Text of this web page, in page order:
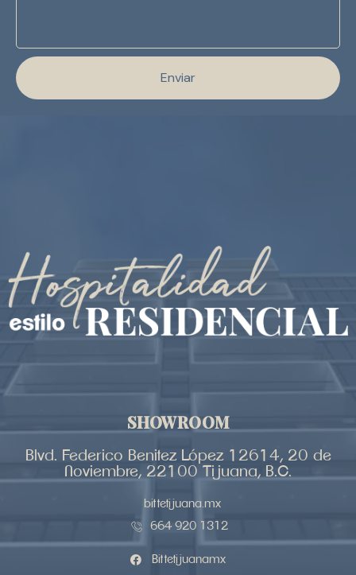
Enviar
SHOWROOM
Blvd. Federico Benitez López 12614, 20 de
Noviembre, 22100 Tijuana, B.C.
bittetijuana.mx
664 920 1312
Bittetijuanamx